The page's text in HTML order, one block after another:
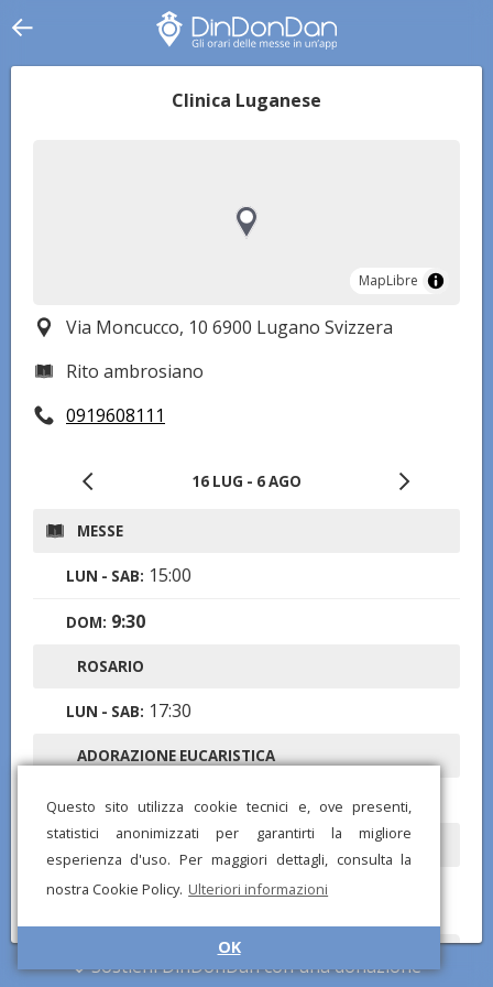
Questo sito utilizza cookie tecnici e, ove presenti,
statistici anonimizzati per garantirti la migliore
esperienza d'uso. Per maggiori dettagli, consulta la
nostra Cookie Policy. Ulteriori informazioni
OK
Clinica Luganese
MapLibre
MapLibre
Via Moncucco, 10 6900 Lugano Svizzera
Rito ambrosiano
0919608111
16 LUG - 6 AGO
MESSE
LUN - SAB: 15:00
DOM: 9:30
ROSARIO
LUN - SAB: 17:30
ADORAZIONE EUCARISTICA
DOM:17:30
VESPRI
LUN - DOM:18:00
Sostieni DinDonDan con una donazione